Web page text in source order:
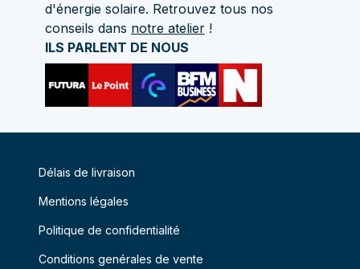
d'énergie solaire. Retrouvez tous nos
conseils dans notre atelier !
ILS PARLENT DE NOUS
Délais de livraison
Mentions légales
Politique de confidentialité
Conditions genérales de vente